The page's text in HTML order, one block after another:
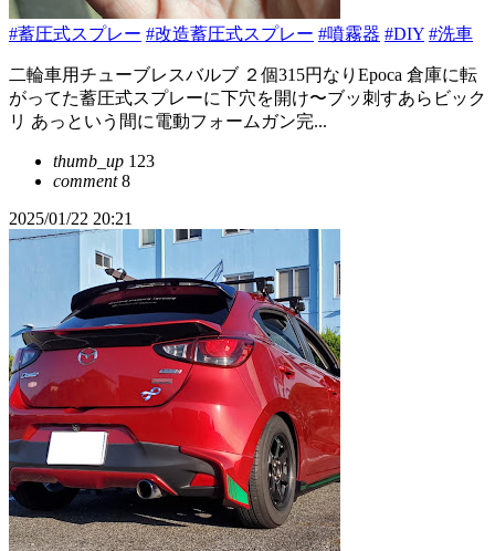
#蓄圧式スプレー #改造蓄圧式スプレー #噴霧器 #DIY #洗車
二輪車用チューブレスバルブ ２個315円なりEpoca 倉庫に転
がってた蓄圧式スプレーに下穴を開け〜ブッ刺すあらビック
リ あっという間に電動フォームガン完...
thumb_up 123
comment8
2025/01/22 20:21